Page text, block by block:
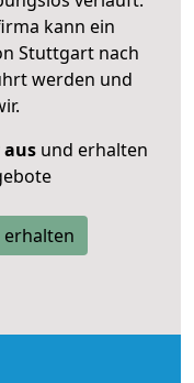
kann ein
Stuttgart nach
werden und
und erhalten
erhalten